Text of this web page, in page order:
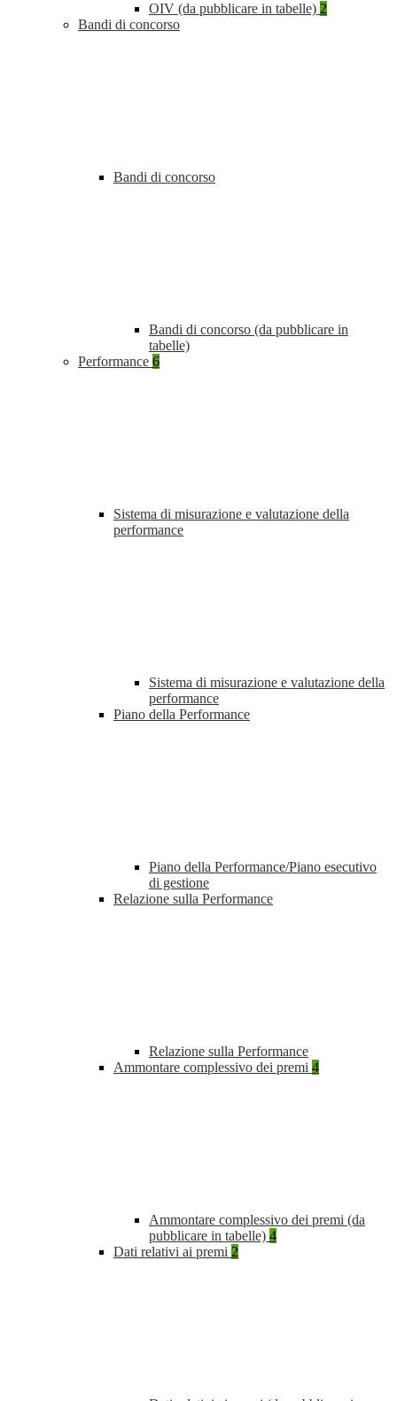
OIV (da pubblicare in tabelle) 2
Bandi di concorso
Bandi di concorso
Bandi di concorso (da pubblicare in
tabelle)
Performance 6
Sistema di misurazione e valutazione della
performance
Sistema di misurazione e valutazione della
performance
Piano della Performance
Piano della Performance/Piano esecutivo
di gestione
Relazione sulla Performance
Relazione sulla Performance
Ammontare complessivo dei premi 4
Ammontare complessivo dei premi (da
pubblicare in tabelle) 4
Dati relativi ai premi 2